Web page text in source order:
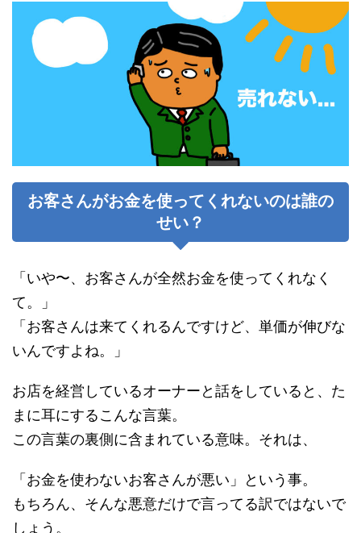
お客さんがお金を使ってくれないのは誰の
せい？
「いや〜、お客さんが全然お金を使ってくれなく
て。」
「お客さんは来てくれるんですけど、単価が伸びな
いんですよね。」
お店を経営しているオーナーと話をしていると、た
まに耳にするこんな言葉。
この言葉の裏側に含まれている意味。それは、
「お金を使わないお客さんが悪い」という事。
もちろん、そんな悪意だけで言ってる訳ではないで
しょう。